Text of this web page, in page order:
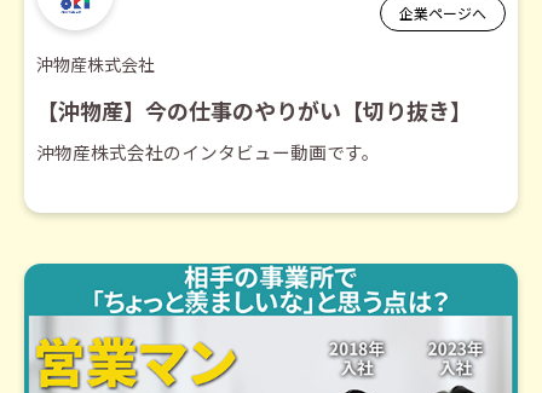
企業ページへ
沖物産株式会社
【沖物産】今の仕事のやりがい【切り抜き】
沖物産株式会社のインタビュー動画です。